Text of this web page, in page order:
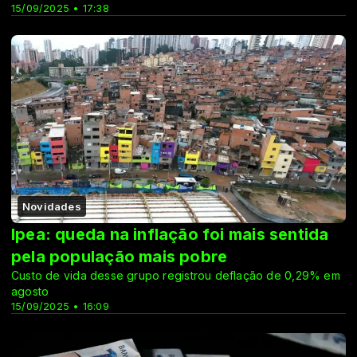
15/09/2025 • 17:38
Novidades
15/09/2025 • 16:09
Ipea: queda na inflação foi mais sentida
pela população mais pobre
Custo de vida desse grupo registrou deflação de 0,29% em
agosto